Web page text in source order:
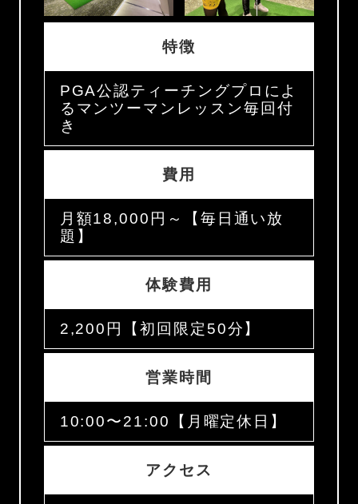
特徴
PGA公認ティーチングプロによ
るマンツーマンレッスン毎回付
き
費用
月額18,000円～【毎日通い放
題】
体験費用
2,200円【初回限定50分】
営業時間
10:00〜21:00【月曜定休日】
アクセス